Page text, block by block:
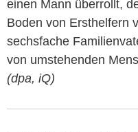
einen Mann überrollt,
Boden von Ersthelfern
sechsfache
von umstehenden
(dpa, iQ)